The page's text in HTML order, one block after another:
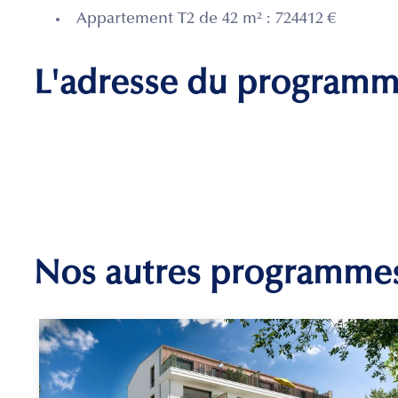
Appartement T2 de 42 m² : 724412 €
L'adresse du
Nos autres